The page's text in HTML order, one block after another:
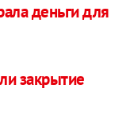
деньги для
закрытие